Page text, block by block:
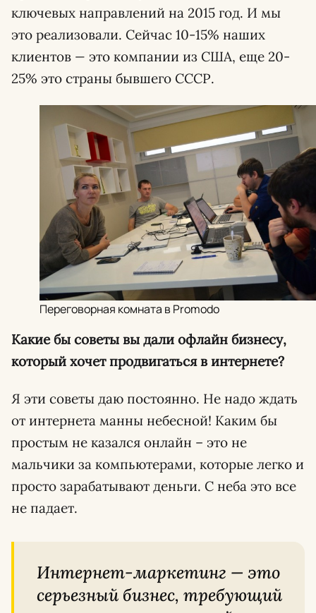
ключевых направлений на 2015 год. И мы
это реализовали. Сейчас 10-15% наших
клиентов — это компании из США, еще 20-
25% это страны бывшего СССР.
Переговорная комната в Promodo
Какие бы советы вы дали офлайн бизнесу,
который хочет продвигаться в интернете?
Я эти советы даю постоянно. Не надо ждать
от интернета манны небесной! Каким бы
простым не казался онлайн – это не
мальчики за компьютерами, которые легко и
просто зарабатывают деньги. С неба это все
не падает.
Интернет-маркетинг — это
серьезный бизнес, требующий